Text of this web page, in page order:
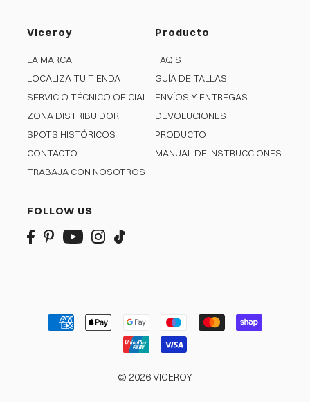
Viceroy
LA MARCA
LOCALIZA TU TIENDA
SERVICIO TÉCNICO OFICIAL
ZONA DISTRIBUIDOR
SPOTS HISTÓRICOS
CONTACTO
TRABAJA CON NOSOTROS
Producto
FAQ'S
GUÍA DE TALLAS
ENVÍOS Y ENTREGAS
DEVOLUCIONES
PRODUCTO
MANUAL DE INSTRUCCIONES
FOLLOW US
© 2026 VICEROY